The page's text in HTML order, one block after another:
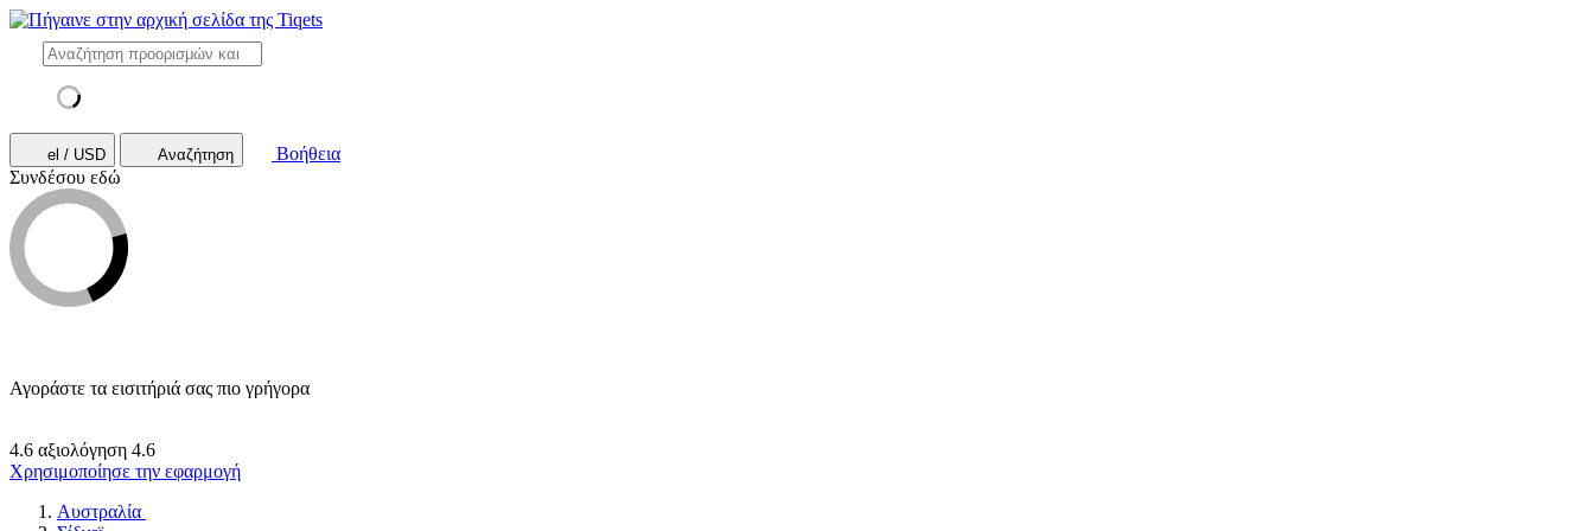
el / USD Αναζήτηση
Βοήθεια
Συνδέσου εδώ
Αγοράστε τα εισιτήριά σας πιο γρήγορα
4.6 αξιολόγηση 4.6
Χρησιμοποίησε την εφαρμογή
Αυστραλία